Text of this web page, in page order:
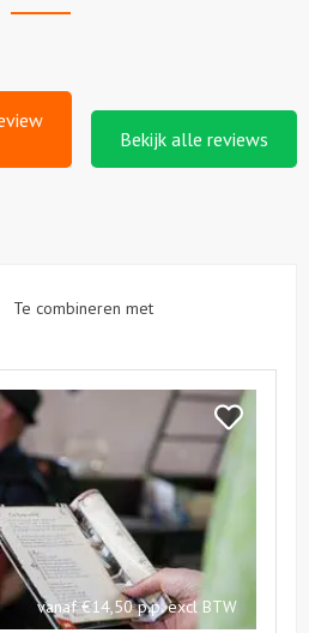
Bekijk alle reviews
Te combineren met
Bekijk
Workshop
vanaf €14,50 p.p. excl BTW